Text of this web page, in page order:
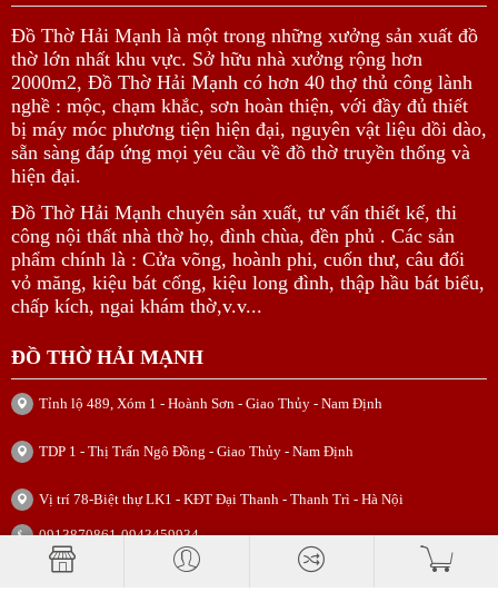
Đồ Thờ Hải Mạnh là một trong những xưởng sản xuất đồ
thờ lớn nhất khu vực. Sở hữu nhà xưởng rộng hơn
2000m2, Đồ Thờ Hải Mạnh có hơn 40 thợ thủ công lành
nghề : mộc, chạm khắc, sơn hoàn thiện, với đầy đủ thiết
bị máy móc phương tiện hiện đại, nguyên vật liệu dồi dào,
sẵn sàng đáp ứng mọi yêu cầu về đồ thờ truyền thống và
hiện đại.
Đồ Thờ Hải Mạnh chuyên sản xuất, tư vấn thiết kế, thi
công nội thất nhà thờ họ, đình chùa, đền phủ . Các sản
phẩm chính là : Cửa võng, hoành phi, cuốn thư, câu đối
vỏ măng, kiệu bát cống, kiệu long đình, thập hầu bát biểu,
chấp kích, ngai khám thờ,v.v...
ĐỒ THỜ HẢI MẠNH
Tỉnh lộ 489, Xóm 1 - Hoành Sơn - Giao Thủy - Nam Định
TDP 1 - Thị Trấn Ngô Đồng - Giao Thủy - Nam Định
Vị trí 78-Biệt thự LK1 - KĐT Đại Thanh - Thanh Trì - Hà Nội
0913870861-0943459934
dothogiadinh.vn@gmail.com; hotro@dothogiadinh.vn